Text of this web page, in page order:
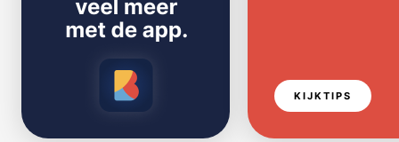
KIJKTIPS